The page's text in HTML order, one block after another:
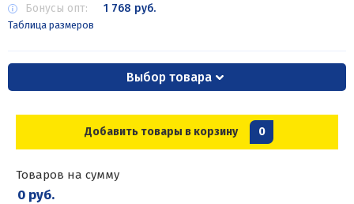
Бонусы опт:
1 768 руб.
Таблица размеров
Выбор товара
Добавить товары в корзину 0
Товаров на сумму
0 руб.